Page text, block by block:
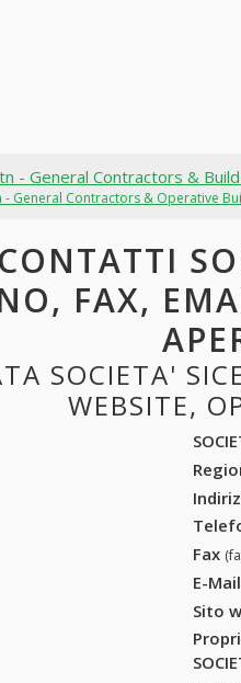
- General Contractors &
- General Contractors & Operative
FAX,
SOCIETA'
WEBSITE,
Fax
E-
Sito